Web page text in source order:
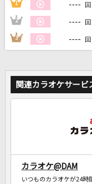
カラ
家族や
1 ---- 回
2 ---- 回
3 ---- 回
関連カラオケサービ
カラオケ@DAM
いつものカラオケが24時